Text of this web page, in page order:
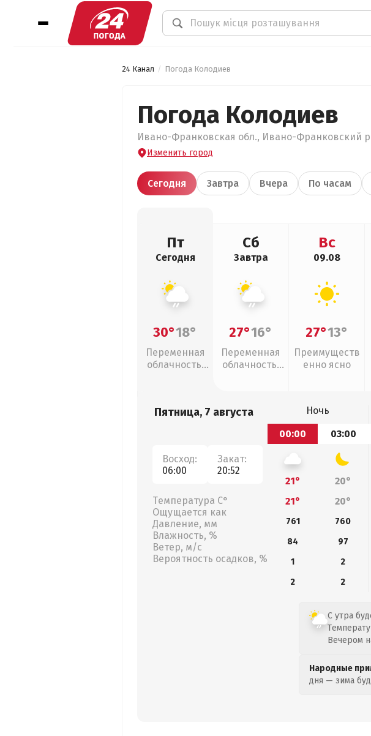
24 Канал Погода Колодиев
Погода Колодиев
Ивано-Франковская обл., Ивано-Франковский
Изменить город
Сегодня Завтра Вчера По часам
Пт
Сегодня
30°18°
Переменная
облачность,
Сб
Завтра
27°16°
Переменная
облачность,
Вс
09.08
27°13°
Преимуществ
енно ясно
Пятница, 7 августа
Восход:
06:00
Закат:
20:52
Температура С°
Ощущается как
Давление, мм
Влажность, %
Ветер, м/с
Вероятность осадков, %
Ночь
00:00
03:00
21° 20°
21°
20°
761 760
84
97
1
2
2
2
С утра
Вечером
Народные
дня — зима